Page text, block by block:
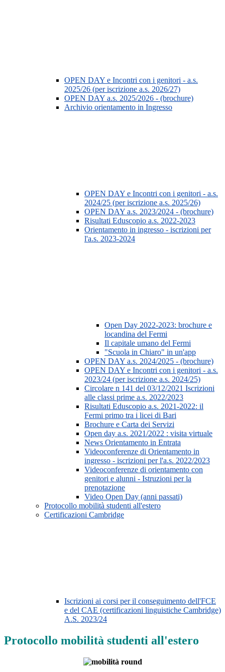
OPEN DAY e Incontri con i genitori - a.s.
2025/26 (per iscrizione a.s. 2026/27)
OPEN DAY a.s. 2025/2026 - (brochure)
Archivio orientamento in Ingresso
OPEN DAY e Incontri con i genitori - a.s.
2024/25 (per iscrizione a.s. 2025/26)
OPEN DAY a.s. 2023/2024 - (brochure)
Risultati Eduscopio a.s. 2022-2023
Orientamento in ingresso - iscrizioni per
l'a.s. 2023-2024
Open Day 2022-2023: brochure e
locandina del Fermi
Il capitale umano del Fermi
"Scuola in Chiaro" in un'app
OPEN DAY a.s. 2024/2025 - (brochure)
OPEN DAY e Incontri con i genitori - a.s.
2023/24 (per iscrizione a.s. 2024/25)
Circolare n 141 del 03/12/2021 Iscrizioni
alle classi prime a.s. 2022/2023
Risultati Eduscopio a.s. 2021-2022: il
Fermi primo tra i licei di Bari
Brochure e Carta dei Servizi
Open day a.s. 2021/2022 : visita virtuale
News Orientamento in Entrata
Videoconferenze di Orientamento in
ingresso - iscrizioni per l'a.s. 2022/2023
Videoconferenze di orientamento con
genitori e alunni - Istruzioni per la
prenotazione
Video Open Day (anni passati)
Protocollo mobilità studenti all'estero
Certificazioni Cambridge
Iscrizioni ai corsi per il conseguimento dell'FCE
e del CAE (certificazioni linguistiche Cambridge)
A.S. 2023/24
Protocollo mobilità studenti all'estero